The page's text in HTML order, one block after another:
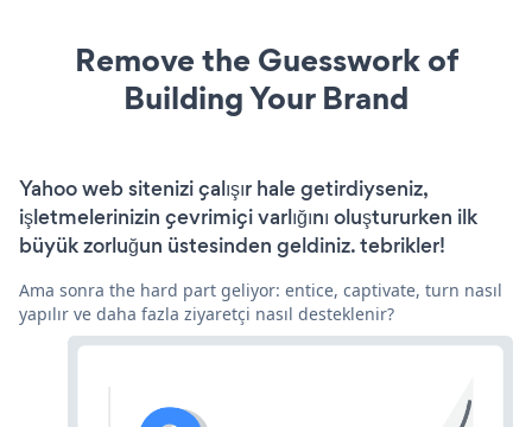
Remove the Guesswork of
Building Your Brand
Yahoo web sitenizi çalışır hale getirdiyseniz,
işletmelerinizin çevrimiçi varlığını oluştururken ilk
büyük zorluğun üstesinden geldiniz. tebrikler!
Ama sonra the hard part geliyor: entice, captivate, turn nasıl
yapılır ve daha fazla ziyaretçi nasıl desteklenir?